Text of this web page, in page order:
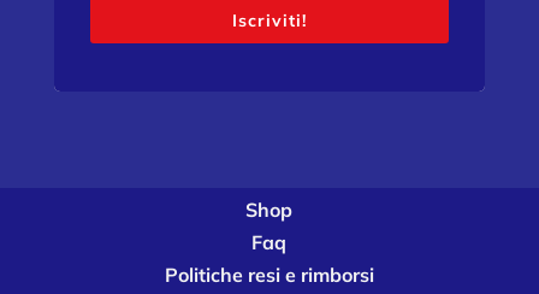
Iscriviti!
Shop
Faq
Politiche resi e rimborsi